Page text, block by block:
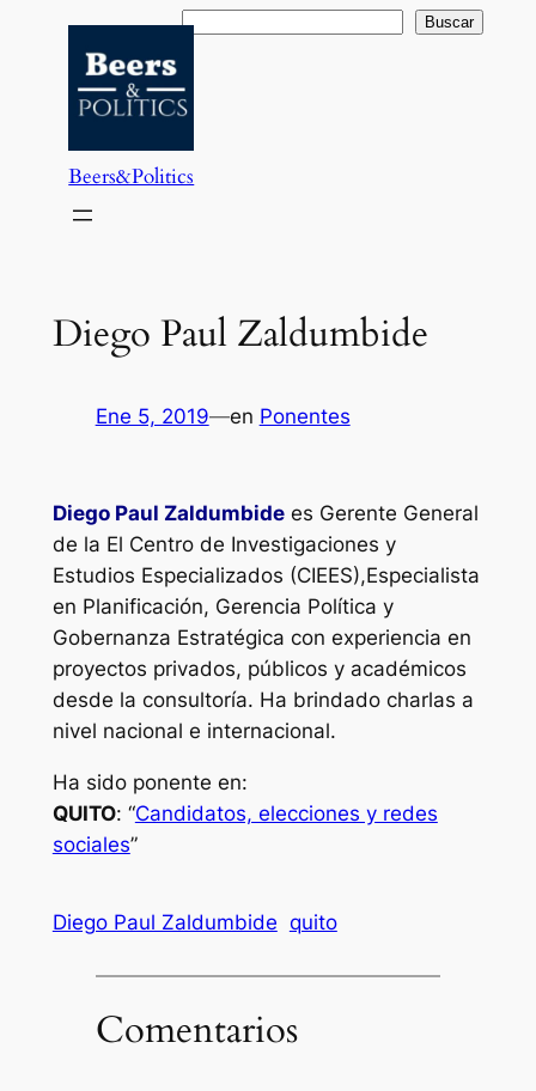
contenido
Buscar Buscar
Beers&Politics
Diego Paul Zaldumbide
Ene 5, 2019—en Ponentes
Diego Paul Zaldumbide es Gerente General
de la El Centro de Investigaciones y
Estudios Especializados (CIEES),Especialista
en Planificación, Gerencia Política y
Gobernanza Estratégica con experiencia en
proyectos privados, públicos y académicos
desde la consultoría. Ha brindado charlas a
nivel nacional e internacional.
Ha sido ponente en:
QUITO: “Candidatos, elecciones y redes
sociales”
Diego Paul Zaldumbide quito
Comentarios